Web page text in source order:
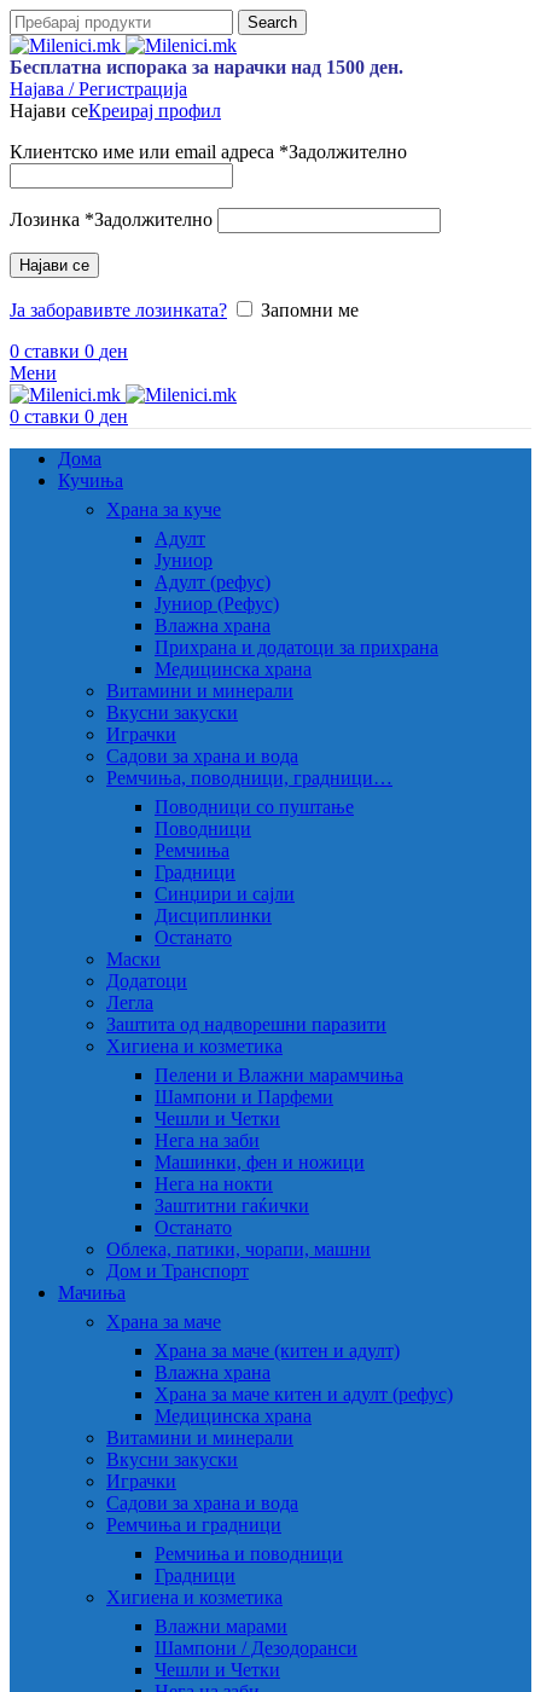
Search
Бесплатна испорака за нарачки над 1500 ден.
Најава / Регистрација
Најави сеКреирај профил
Клиентско име или email адреса *Задолжително
Лозинка *Задолжително
Најави се
Ја заборавивте лозинката?
Запомни ме
0 ставки 0 ден
Мени
0 ставки 0 ден
Дома
Кучиња
Храна за куче
Адулт
Јуниор
Адулт (рефус)
Јуниор (Рефус)
Влажна храна
Прихрана и додатоци за прихрана
Медицинска храна
Витамини и минерали
Вкусни закуски
Играчки
Садови за храна и вода
Ремчиња, поводници, градници…
Поводници со пуштање
Поводници
Ремчиња
Градници
Синџири и сајли
Дисциплинки
Останато
Маски
Додатоци
Легла
Заштита од надворешни паразити
Хигиена и козметика
Пелени и Влажни марамчиња
Шампони и Парфеми
Чешли и Четки
Нега на заби
Машинки, фен и ножици
Нега на нокти
Заштитни гаќички
Останато
Облека, патики, чорапи, машни
Дом и Транспорт
Мачиња
Храна за маче
Храна за маче (китен и адулт)
Влажна храна
Храна за маче китен и адулт (рефус)
Медицинска храна
Витамини и минерали
Вкусни закуски
Играчки
Садови за храна и вода
Ремчиња и градници
Ремчиња и поводници
Градници
Хигиена и козметика
Влажни марами
Шампони / Дезодоранси
Чешли и Четки